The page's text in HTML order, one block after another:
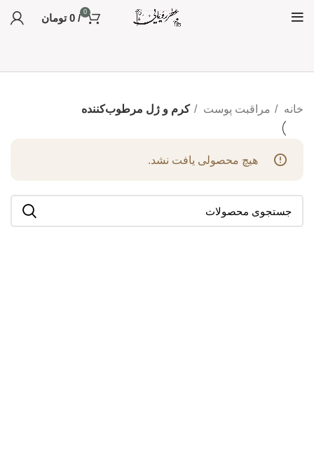
0
/
0 تومان
خانه مراقبت پوست کرم و ژل مرطوب‌کننده
هیچ محصولی یافت نشد.